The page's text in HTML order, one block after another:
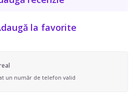
la favorite
un număr de telefon valid